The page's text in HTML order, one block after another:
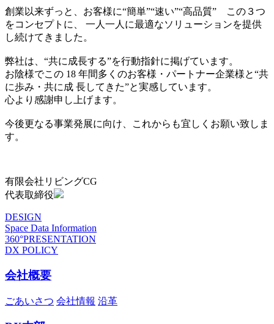
創業以来ずっと、お客様に“簡単”“速い”“高品質” この３つ
をコンセプトに、 一人一人に最適なソリューションを提供
し続けてきました。
弊社は、“共に成長する”を行動指針に掲げています。
お陰様でこの 18 年間多くのお客様・パートナー企業様と“共
に歩み・共に成 長してきた”と実感しています。
心より感謝申し上げます。
今後更なる事業発展に向け、これからも宜しくお願い致しま
す。
有限会社リビングCG
代表取締役
DESIGN
Space Data Information
360°PRESENTATION
DX POLICY
会社概要
ごあいさつ 会社情報 沿革